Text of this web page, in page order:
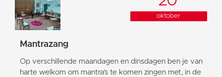
oktober
Mantrazang
Op verschillende maandagen en dinsdagen ben je van
harte welkom om mantra’s te komen zingen met, in de